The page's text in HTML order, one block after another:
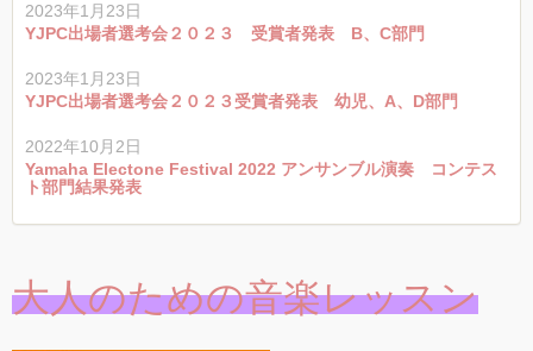
2023年1月23日
YJPC出場者選考会２０２３ 受賞者発表 B、C部門
2023年1月23日
YJPC出場者選考会２０２３受賞者発表 幼児、A、D部門
2022年10月2日
Yamaha Electone Festival 2022 アンサンブル演奏 コンテス
ト部門結果発表
大人のための音楽レッスン